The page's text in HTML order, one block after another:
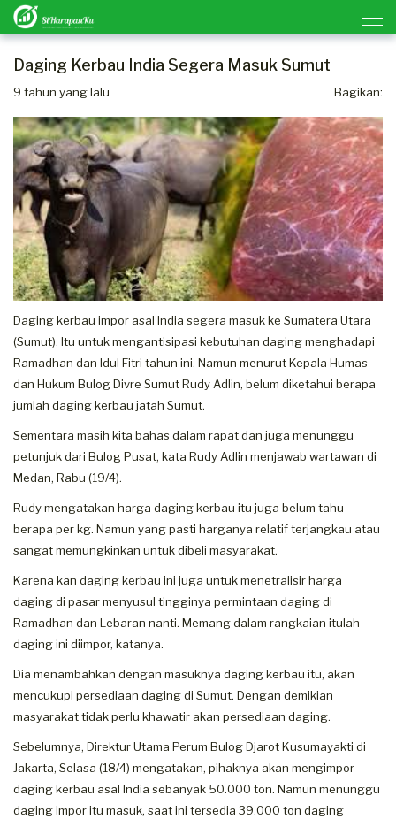
Daging Kerbau India Segera Masuk Sumut
9 tahun yang lalu Bagikan:
Daging kerbau impor asal India segera masuk ke Sumatera Utara
(Sumut). Itu untuk mengantisipasi kebutuhan daging menghadapi
Ramadhan dan Idul Fitri tahun ini. Namun menurut Kepala Humas
dan Hukum Bulog Divre Sumut Rudy Adlin, belum diketahui berapa
jumlah daging kerbau jatah Sumut.
Sementara masih kita bahas dalam rapat dan juga menunggu
petunjuk dari Bulog Pusat, kata Rudy Adlin menjawab wartawan di
Medan, Rabu (19/4).
Rudy mengatakan harga daging kerbau itu juga belum tahu
berapa per kg. Namun yang pasti harganya relatif terjangkau atau
sangat memungkinkan untuk dibeli masyarakat.
Karena kan daging kerbau ini juga untuk menetralisir harga
daging di pasar menyusul tingginya permintaan daging di
Ramadhan dan Lebaran nanti. Memang dalam rangkaian itulah
daging ini diimpor, katanya.
Dia menambahkan dengan masuknya daging kerbau itu, akan
mencukupi persediaan daging di Sumut. Dengan demikian
masyarakat tidak perlu khawatir akan persediaan daging.
Sebelumnya, Direktur Utama Perum Bulog Djarot Kusumayakti di
Jakarta, Selasa (18/4) mengatakan, pihaknya akan mengimpor
daging kerbau asal India sebanyak 50.000 ton. Namun menunggu
daging impor itu masuk, saat ini tersedia 39.000 ton daging